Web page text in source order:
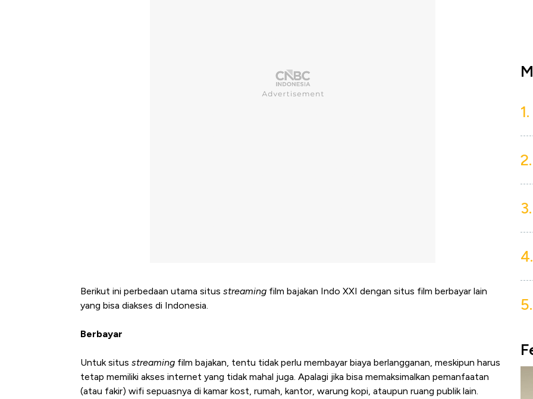
Berikut ini perbedaan utama situs streaming film bajakan Indo XXI dengan situs film berbayar lain
yang bisa diakses di Indonesia.
Berbayar
Untuk situs streaming film bajakan, tentu tidak perlu membayar biaya berlangganan, meskipun harus
tetap memiliki akses internet yang tidak mahal juga. Apalagi jika bisa memaksimalkan pemanfaatan
(atau fakir) wifi sepuasnya di kamar kost, rumah, kantor, warung kopi, ataupun ruang publik lain.
1.
2.
3.
4.
5.